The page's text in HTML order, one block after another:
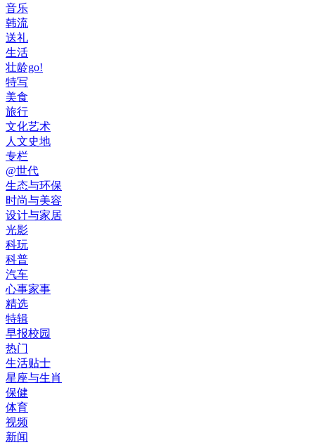
音乐
韩流
送礼
生活
壮龄go!
特写
美食
旅行
文化艺术
人文史地
专栏
@世代
生态与环保
时尚与美容
设计与家居
光影
科玩
科普
汽车
心事家事
精选
特辑
早报校园
热门
生活贴士
星座与生肖
保健
体育
视频
新闻